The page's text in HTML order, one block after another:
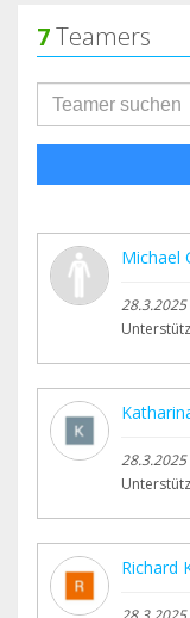
7Teamers
Michael
28.3.2025
28.3.2025
Richard